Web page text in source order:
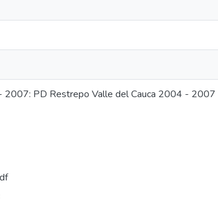
2007: PD Restrepo Valle del Cauca 2004 - 2007